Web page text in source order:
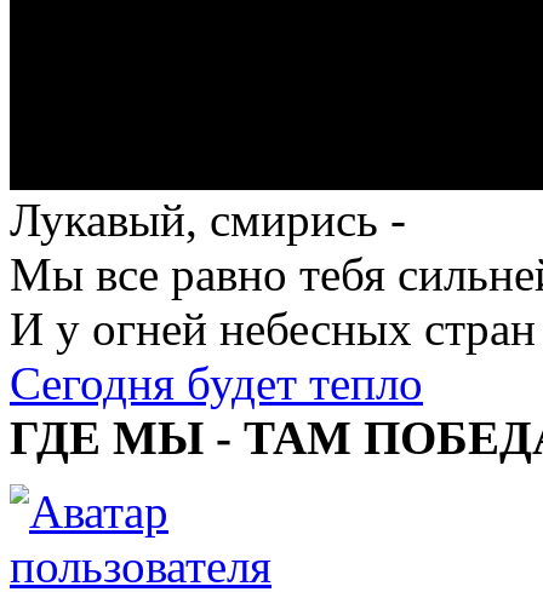
Лукавый, смирись -
Мы все равно тебя
И у огней небесных стран
Сегодня будет тепло
ГДЕ МЫ - ТАМ